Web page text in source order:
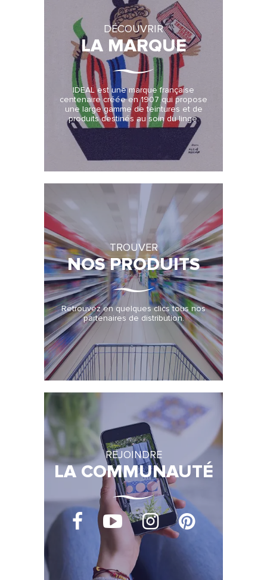
DÉCOUVRIR
LA MARQUE
IDEAL est une marque française
centenaire créée en 1907 qui propose
une large gamme de teintures et de
produits destinés au soin du linge.
TROUVER
NOS PRODUITS
Retrouvez en quelques clics tous nos
partenaires de distribution.
REJOINDRE
LA COMMUNAUTÉ